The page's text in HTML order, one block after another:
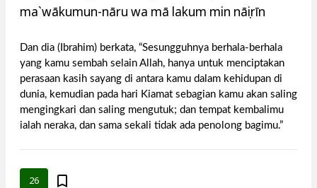
ma`wākumun-nāru wa mā lakum min nāṣirīn
Dan dia (Ibrahim) berkata, “Sesungguhnya berhala-berhala
yang kamu sembah selain Allah, hanya untuk menciptakan
perasaan kasih sayang di antara kamu dalam kehidupan di
dunia, kemudian pada hari Kiamat sebagian kamu akan saling
mengingkari dan saling mengutuk; dan tempat kembalimu
ialah neraka, dan sama sekali tidak ada penolong bagimu.”
26